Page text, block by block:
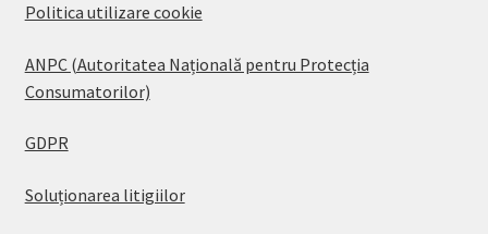
Politica utilizare cookie
ANPC (Autoritatea Națională pentru Protecția
Consumatorilor)
GDPR
Soluționarea litigiilor